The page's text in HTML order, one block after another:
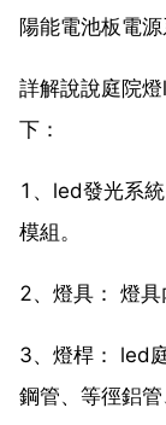
陽能電池板電源
詳解說說庭院
下：
1、led發光系
模組。
2、燈具： 燈具
3、燈桿： led
鋼管、等徑鋁管